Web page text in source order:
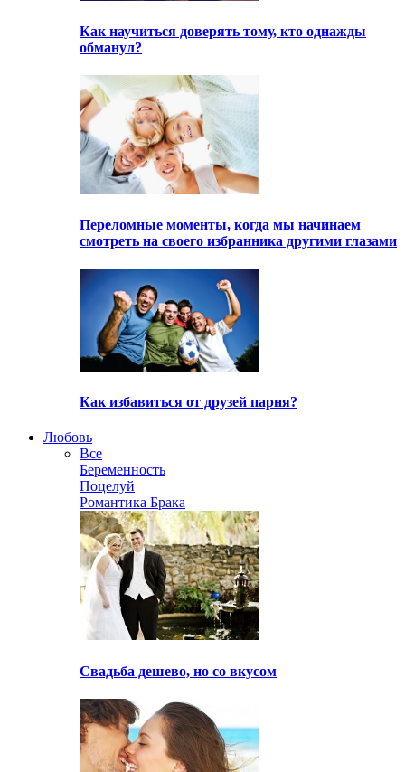
Как научиться доверять тому, кто однажды
обманул?
Переломные моменты, когда мы начинаем
смотреть на своего избранника другими глазами
Как избавиться от друзей парня?
Любовь
Все
Беременность
Поцелуй
Романтика Брака
Свадьба дешево, но со вкусом